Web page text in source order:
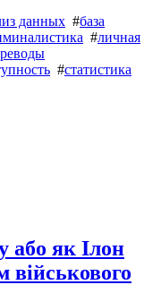
данных #база
#личная
#статистика
або як Ілон
військового